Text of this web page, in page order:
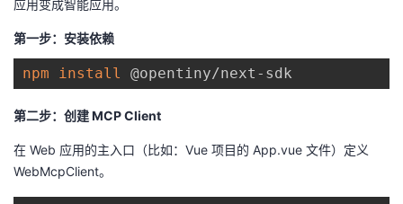
应用变成智能应用。
第一步：安装依赖
npm install
第二步：创建 MCP Client
在 Web 应用的主入口（比如：Vue 项目的 App.vue 文件）定义
WebMcpClient。